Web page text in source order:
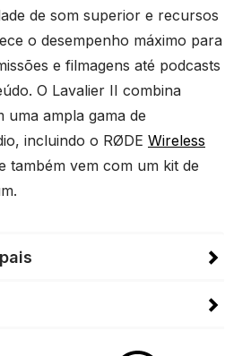
de som superior e recursos
o desempenho máximo para
e filmagens até podcasts
O Lavalier II combina
uma ampla gama de
incluindo o RØDE Wireless
também vem com um kit de